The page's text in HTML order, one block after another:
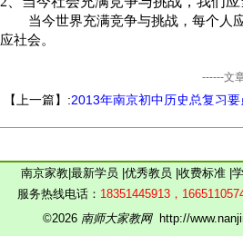
当今世界充满竞争与挑战，每个人
应社会。
------文
【上一篇】:2013年南京初中历史总复习要
南京家教 最新学员 优秀教员 收费标准
服务热线电话： 18351445913，
©2026 南师大家教网http://